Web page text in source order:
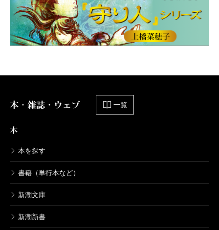
本・雑誌・ウェブ 一覧
本
本を探す
書籍（単行本など）
新潮文庫
新潮新書